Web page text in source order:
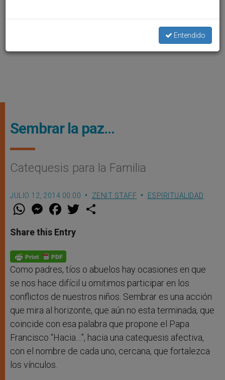
Sembrar la paz…
Catequesis para la Familia
JULIO 12, 2014 00:00 ZENIT STAFF ESPIRITUALIDAD
W
t
s
p
p
M
e
s
e
g
e
r
F
a
e
b
o
k
w
Share this Entry
Como padres, tíos o abuelos hay ocasiones en que
se nos hace difícil u omitimos participar en los
conflictos de nuestros niños. Sembrar es una acción
que mira al horizonte, que aún no esta terminada, que
coincide con esa palabra que propone el Papa
Francisco “Hacia…”, hacia una catequesis afectiva,
con el nombre de cada uno, cercana, que fortalezca
los vínculos.
Entendido